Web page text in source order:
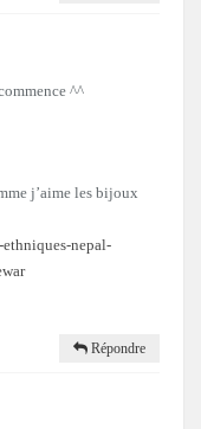
^^
j’aime les bijoux
nepal-
Répondre